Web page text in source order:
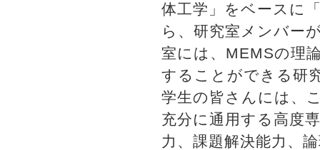
体工学」をベースに
ら、研究室メンバー
室には、MEMSの理
することができる研
学生の皆さんには、
充分に通用する高度
力、課題解決能力、